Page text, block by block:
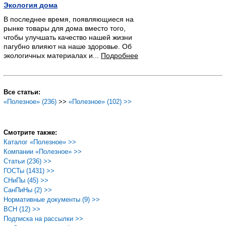
Экология дома
В последнее время, появляющиеся на
рынке товары для дома вместо того,
чтобы улучшать качество нашей жизни
пагубно влияют на наше здоровье. Об
экологичных материалах и... Подробнее
Все статьи:
«Полезное» (236) >> «Полезное» (102) >>
Смотрите также:
Каталог «Полезное» >>
Компании «Полезное» >>
Статьи (236) >>
ГОСТы (1431) >>
СНиПы (45) >>
СанПиНы (2) >>
Нормативные документы (9) >>
ВСН (12) >>
Подписка на рассылки >>